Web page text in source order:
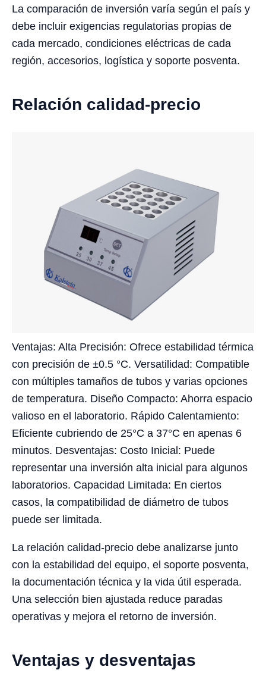
La comparación de inversión varía según el país y
debe incluir exigencias regulatorias propias de
cada mercado, condiciones eléctricas de cada
región, accesorios, logística y soporte posventa.
Relación calidad-precio
Ventajas: Alta Precisión: Ofrece estabilidad térmica
con precisión de ±0.5 °C. Versatilidad: Compatible
con múltiples tamaños de tubos y varias opciones
de temperatura. Diseño Compacto: Ahorra espacio
valioso en el laboratorio. Rápido Calentamiento:
Eficiente cubriendo de 25°C a 37°C en apenas 6
minutos. Desventajas: Costo Inicial: Puede
representar una inversión alta inicial para algunos
laboratorios. Capacidad Limitada: En ciertos
casos, la compatibilidad de diámetro de tubos
puede ser limitada.
La relación calidad-precio debe analizarse junto
con la estabilidad del equipo, el soporte posventa,
la documentación técnica y la vida útil esperada.
Una selección bien ajustada reduce paradas
operativas y mejora el retorno de inversión.
Ventajas y desventajas